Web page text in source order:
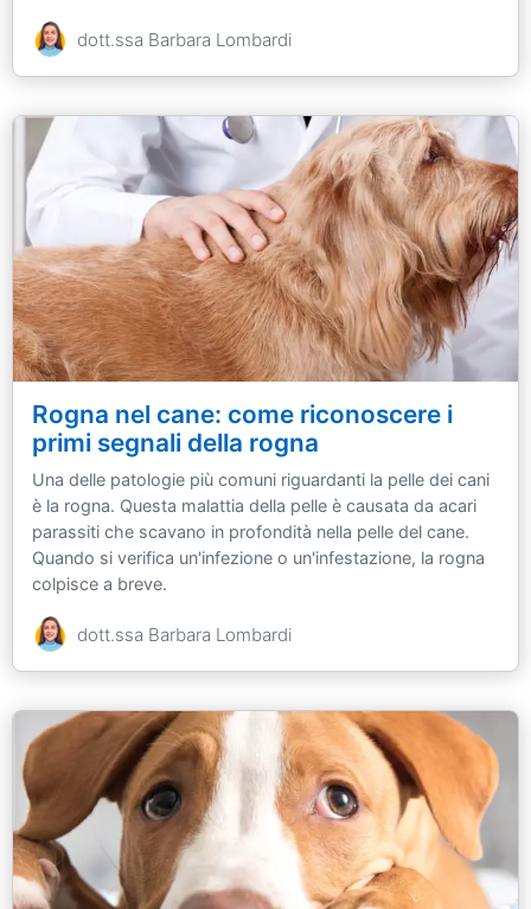
dott.ssa Barbara Lombardi
Rogna nel cane: come riconoscere i
primi segnali della rogna
Una delle patologie più comuni riguardanti la pelle dei cani
è la rogna. Questa malattia della pelle è causata da acari
parassiti che scavano in profondità nella pelle del cane.
Quando si verifica un'infezione o un'infestazione, la rogna
colpisce a breve.
dott.ssa Barbara Lombardi